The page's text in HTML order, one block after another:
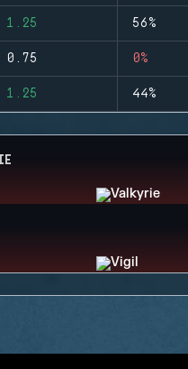
1.25 56%
0.75 0%
1.25 44%